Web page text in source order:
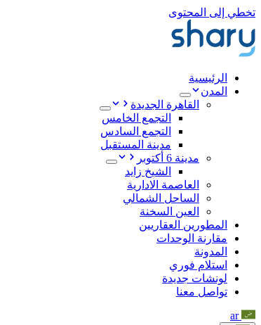
تخطي إلى المحتوى
الرئيسية
المدن
القاهرة الجديدة
التجمع الخامس
التجمع السادس
مدينة المستقبل
مدينة 6 أكتوبر
الشيخ زايد
العاصمة الادارية
الساحل الشمالي
العين السخنة
المطورين العقاريين
مقارنة الوحدات
المدونة
استلام فوري
لونشات جديدة
تواصل معنا
ar